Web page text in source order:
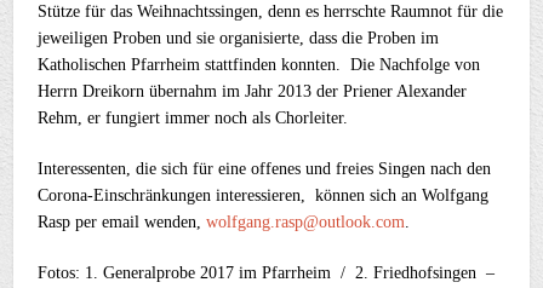
Stütze für das Weihnachtssingen, denn es herrschte Raumnot für die
jeweiligen Proben und sie organisierte, dass die Proben im
Katholischen Pfarrheim stattfinden konnten. Die Nachfolge von
Herrn Dreikorn übernahm im Jahr 2013 der Priener Alexander
Rehm, er fungiert immer noch als Chorleiter.
Interessenten, die sich für eine offenes und freies Singen nach den
Corona-Einschränkungen interessieren, können sich an Wolfgang
Rasp per email wenden,wolfgang.rasp@outlook.com
Fotos: 1. Generalprobe 2017 im Pfarrheim / 2. Friedhofsingen –